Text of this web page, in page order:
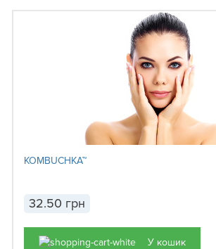
KOMBUCHKA™
32.50 грн
У кошик